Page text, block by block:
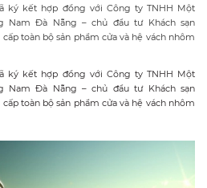
ký kết hợp đồng với Công ty TNHH Một
Nam Đà Nẵng – chủ đầu tư Khách sạn
toàn bộ sản phẩm cửa và hệ vách nhôm
ký kết hợp đồng với Công ty TNHH Một
Nam Đà Nẵng – chủ đầu tư Khách sạn
toàn bộ sản phẩm cửa và hệ vách nhôm